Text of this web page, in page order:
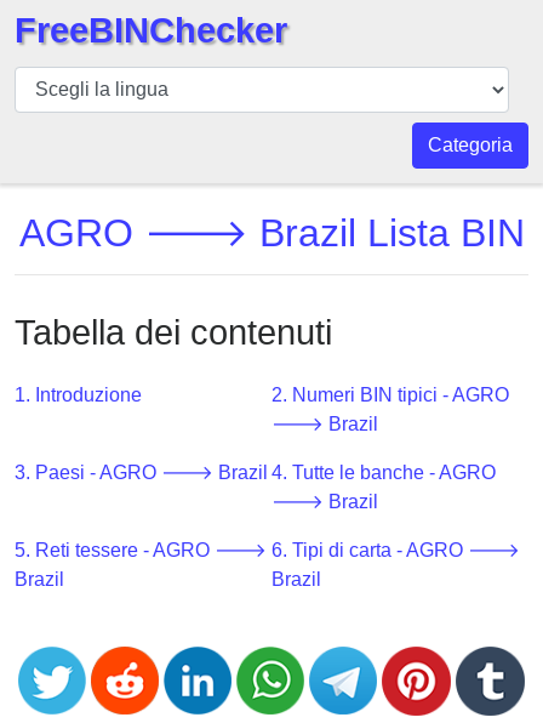
BIN
checker
BIN
Numero
BIN
API
BIN
Generator
v2
CC
Generator
Credit
FreeBINChecker
Categoria
AGRO 🡒 Brazil Lista BIN
Tabella dei contenuti
1. Introduzione
2. Numeri BIN tipici - AGRO
🡒 Brazil
3. Paesi - AGRO 🡒 Brazil 4. Tutte le banche - AGRO
🡒 Brazil
5. Reti tessere - AGRO 🡒
Brazil
6. Tipi di carta - AGRO 🡒
Brazil